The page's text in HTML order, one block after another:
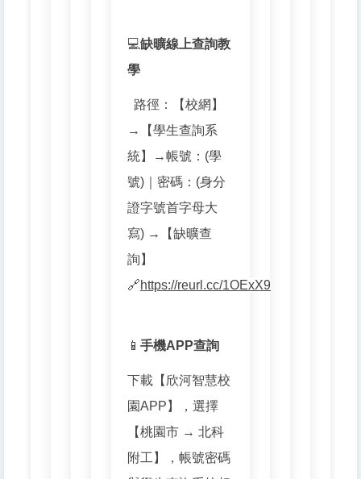
💻缺曠線上查詢教
學
路徑：【校網】
→【學生查詢系
統】→帳號：(學
號)｜密碼：(身分
證字號首字母大
寫) →【缺曠查
詢】
🔗https://reurl.cc/1OExX9
📱 手機APP查詢
下載【欣河智慧校
園APP】，選擇
【桃園市 → 北科
附工】，帳號密碼